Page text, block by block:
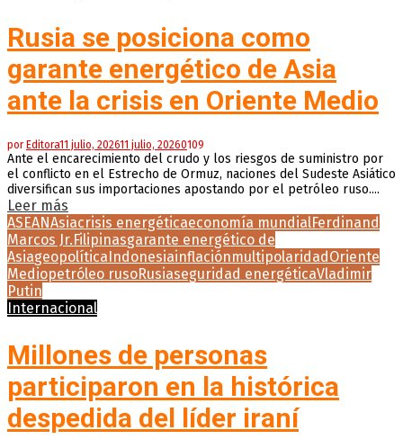
Rusia se posiciona como
garante energético de Asia
ante la crisis en Oriente Medio
porEditora11 julio, 202611 julio, 20260109
Ante el encarecimiento del crudo y los riesgos de suministro por
el conflicto en el Estrecho de Ormuz, naciones del Sudeste Asiático
diversifican sus importaciones apostando por el petróleo ruso....
Leer más
ASEANAsiacrisis energéticaeconomía mundialFerdinand
Marcos Jr.Filipinasgarante energético de
AsiageopolíticaIndonesiainflaciónmultipolaridadOriente
Mediopetróleo rusoRusiaseguridad energéticaVladimir
Putin
Internacional
Millones de personas
participaron en la histórica
despedida del líder iraní